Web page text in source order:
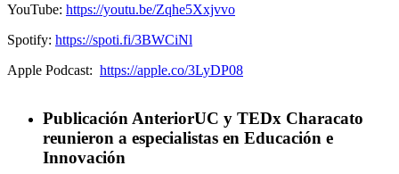
YouTube: https://youtu.be/Zqhe5Xxjvvo
Spotify: https://spoti.fi/3BWCiNl
Apple Podcast: https://apple.co/3LyDP08
Publicación AnteriorUC y TEDx Characato
reunieron a especialistas en Educación e
Innovación